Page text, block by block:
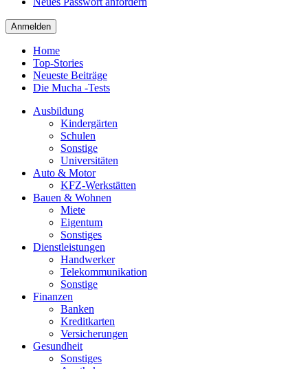
Home
Top-Stories
Neueste Beiträge
Die Mucha -Tests
Ausbildung
Kindergärten
Schulen
Sonstige
Universitäten
Auto & Motor
KFZ-Werkstätten
Bauen & Wohnen
Miete
Eigentum
Sonstiges
Dienstleistungen
Handwerker
Telekommunikation
Sonstige
Finanzen
Banken
Kreditkarten
Versicherungen
Gesundheit
Sonstiges